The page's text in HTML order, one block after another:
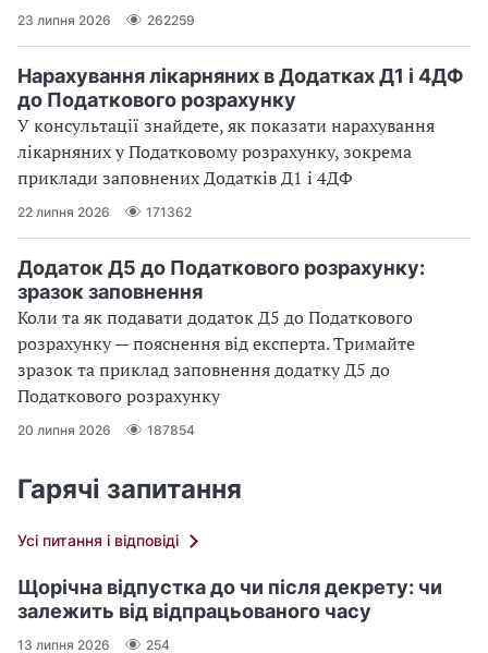
23 липня 2026 262259
Нарахування лікарняних в Додатках Д1 і 4ДФ
до Податкового розрахунку
У консультації знайдете, як показати нарахування
лікарняних у Податковому розрахунку, зокрема
приклади заповнених Додатків Д1 і 4ДФ
22 липня 2026 171362
Додаток Д5 до Податкового розрахунку:
зразок заповнення
Коли та як подавати додаток Д5 до Податкового
розрахунку — пояснення від експерта. Тримайте
зразок та приклад заповнення додатку Д5 до
Податкового розрахунку
20 липня 2026 187854
Гарячі запитання
Усі питання і відповіді
Щорічна відпустка до чи після декрету: чи
залежить від відпрацьованого часу
13 липня 2026 254